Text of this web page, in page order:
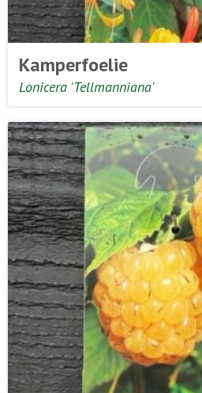
Kamperfoelie
Lonicera 'Tellmanniana'